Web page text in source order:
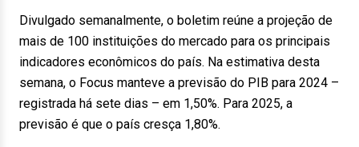
Divulgado semanalmente, o boletim reúne a projeção de
mais de 100 instituições do mercado para os principais
indicadores econômicos do país. Na estimativa desta
semana, o Focus manteve a previsão do PIB para 2024 –
registrada há sete dias – em 1,50%. Para 2025, a
previsão é que o país cresça 1,80%.